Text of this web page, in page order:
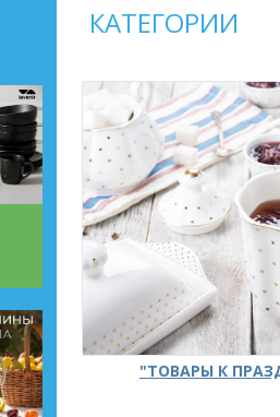
КАТЕГОРИИ
"ТОВАРЫ К